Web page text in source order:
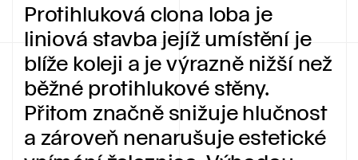
Protihluková clona loba je
liniová stavba jejíž umístění je
blíže koleji a je výrazně nižší než
běžné protihlukové stěny.
Přitom značně snižuje hlučnost
a zároveň nenarušuje estetické